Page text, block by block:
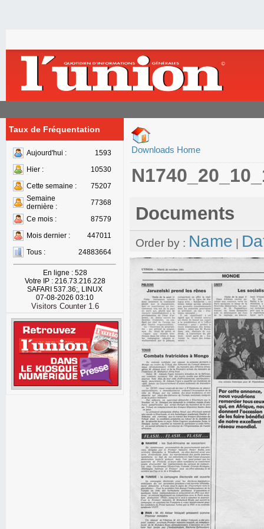
Taux de Fréquentation
Aujourd'hui :
1593
Hier :
10530
Cette semaine :
75207
Semaine
dernière :
77368
Ce mois :
87579
Mois dernier :
447011
Tous :
24883664
En ligne : 528
Votre IP : 216.73.216.228
SAFARI 537.36;, LINUX
07-08-2026 03:10
Visitors Counter 1.6
Downloads Home
Documents
Order by : Name